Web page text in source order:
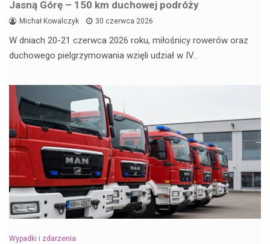
Jasną Górę – 150 km duchowej podróży
Michał Kowalczyk 30 czerwca 2026
W dniach 20-21 czerwca 2026 roku, miłośnicy rowerów oraz
duchowego pielgrzymowania wzięli udział w IV…
Wypadki i zdarzenia